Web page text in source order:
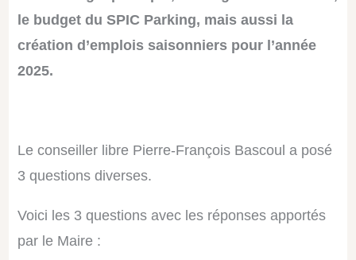
le budget du SPIC Parking, mais aussi la
création d’emplois saisonniers pour l’année
2025.
Le conseiller libre Pierre-François Bascoul a posé
3 questions diverses.
Voici les 3 questions avec les réponses apportés
par le Maire :